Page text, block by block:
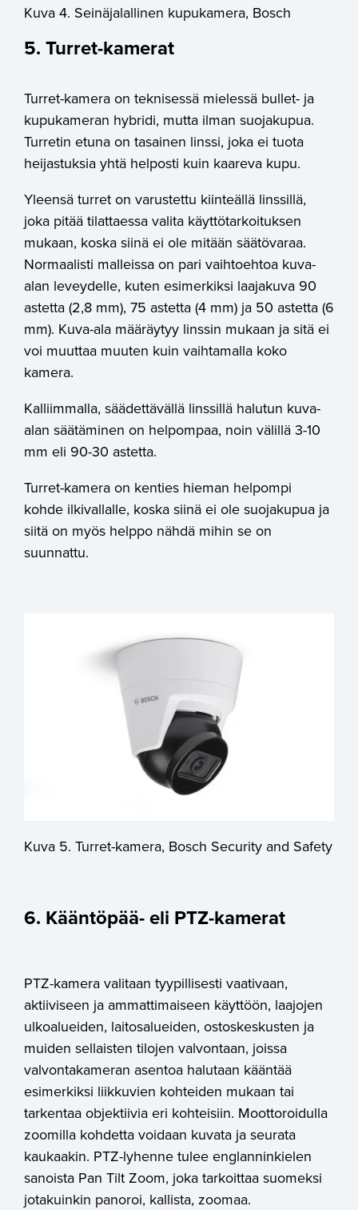
Kuva 4. Seinäjalallinen kupukamera, Bosch
5. Turret-kamerat
Turret-kamera on teknisessä mielessä bullet- ja
kupukameran hybridi, mutta ilman suojakupua.
Turretin etuna on tasainen linssi, joka ei tuota
heijastuksia yhtä helposti kuin kaareva kupu.
Yleensä turret on varustettu kiinteällä linssillä,
joka pitää tilattaessa valita käyttötarkoituksen
mukaan, koska siinä ei ole mitään säätövaraa.
Normaalisti malleissa on pari vaihtoehtoa kuva-
alan leveydelle, kuten esimerkiksi laajakuva 90
astetta (2,8 mm), 75 astetta (4 mm) ja 50 astetta (6
mm). Kuva-ala määräytyy linssin mukaan ja sitä ei
voi muuttaa muuten kuin vaihtamalla koko
kamera.
Kalliimmalla, säädettävällä linssillä halutun kuva-
alan säätäminen on helpompaa, noin välillä 3-10
mm eli 90-30 astetta.
Turret-kamera on kenties hieman helpompi
kohde ilkivallalle, koska siinä ei ole suojakupua ja
siitä on myös helppo nähdä mihin se on
suunnattu.
Kuva 5. Turret-kamera, Bosch Security and Safety
6. Kääntöpää- eli PTZ-kamerat
PTZ-kamera valitaan tyypillisesti vaativaan,
aktiiviseen ja ammattimaiseen käyttöön, laajojen
ulkoalueiden, laitosalueiden, ostoskeskusten ja
muiden sellaisten tilojen valvontaan, joissa
valvontakameran asentoa halutaan kääntää
esimerkiksi liikkuvien kohteiden mukaan tai
tarkentaa objektiivia eri kohteisiin. Moottoroidulla
zoomilla kohdetta voidaan kuvata ja seurata
kaukaakin. PTZ-lyhenne tulee englanninkielen
sanoista Pan Tilt Zoom, joka tarkoittaa suomeksi
jotakuinkin panoroi, kallista, zoomaa.